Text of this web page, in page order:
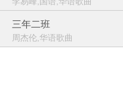
三年二班
周杰伦,华语歌曲